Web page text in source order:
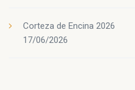
Corteza de Encina 2026
17/06/2026